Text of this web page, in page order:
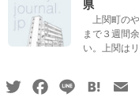
県
上関町のや
まで３週間
い。上関は
TwitterFacebook
Line